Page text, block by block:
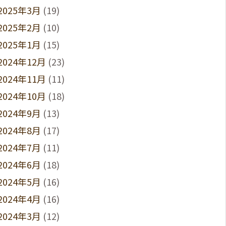
年3月 (19)
年2月 (10)
年1月 (15)
年12月 (23)
年11月 (11)
年10月 (18)
年9月 (13)
年8月 (17)
年7月 (11)
年6月 (18)
年5月 (16)
年4月 (16)
年3月 (12)